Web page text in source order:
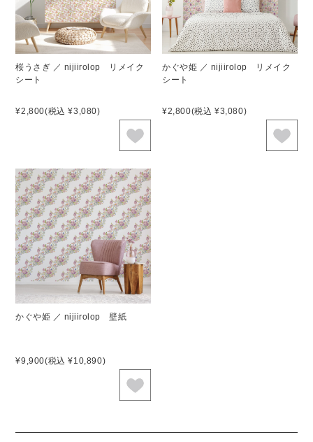
桜うさぎ ／ nijiirolop リメイク
シート
¥2,800(税込 ¥3,080)
かぐや姫 ／ nijiirolop リメイク
シート
¥2,800(税込 ¥3,080)
かぐや姫 ／ nijiirolop 壁紙
¥9,900(税込 ¥10,890)